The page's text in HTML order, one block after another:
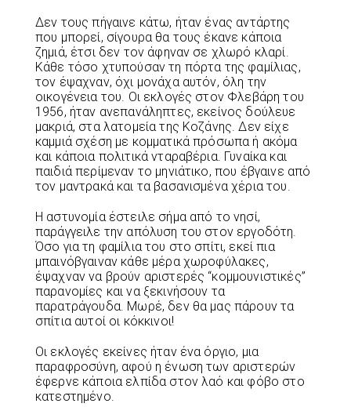
Δεν τους πήγαινε κάτω, ήταν ένας αντάρτης
που μπορεί, σίγουρα θα τους έκανε κάποια
ζημιά, έτσι δεν τον άφηναν σε χλωρό κλαρί.
Κάθε τόσο χτυπούσαν τη πόρτα της φαμίλιας,
τον έψαχναν, όχι μονάχα αυτόν, όλη την
οικογένεια του. Οι εκλογές στον Φλεβάρη του
1956, ήταν ανεπανάληπτες, εκείνος δούλευε
μακριά, στα λατομεία της Κοζάνης. Δεν είχε
καμμιά σχέση με κομματικά πρόσωπα ή ακόμα
και κάποια πολιτικά νταραβέρια. Γυναίκα και
παιδιά περίμεναν το μηνιάτικο, που έβγαινε από
τον μαντρακά και τα βασανισμένα χέρια του.
Η αστυνομία έστειλε σήμα από το νησί,
παράγγειλε την απόλυση του στον εργοδότη.
Όσο για τη φαμίλια του στο σπίτι, εκεί πια
μπαινόβγαιναν κάθε μέρα χωροφύλακες,
έψαχναν να βρούν αριστερές “κομμουνιστικές”
παρανομίες και να ξεκινήσουν τα
παρατράγουδα. Μωρέ, δεν θα μας πάρουν τα
σπίτια αυτοί οι κόκκινοι!
Οι εκλογές εκείνες ήταν ένα όργιο, μια
παραφροσύνη, αφού η ένωση των αριστερών
έφερνε κάποια ελπίδα στον λαό και φόβο στο
κατεστημένο.